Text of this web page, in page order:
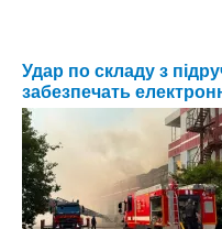
Удар по складу з
забезпечать